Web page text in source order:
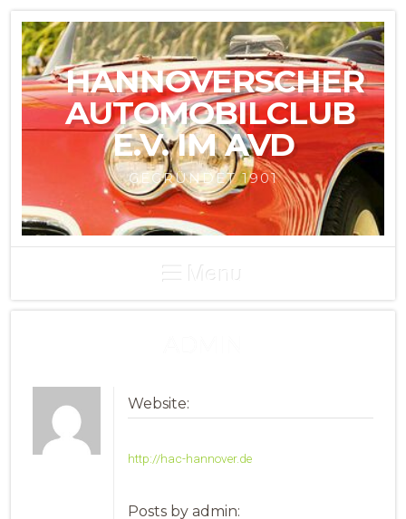
HANNOVERSCHER
AUTOMOBILCLUB
E.V. IM AVD
GEGRÜNDET 1901
Menu
Website:
http://hac-hannover.de
Posts by admin: